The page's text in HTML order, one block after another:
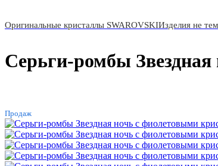
Оригинальные кристаллы SWAROVSKIИзделия не
Серьги-ромбы
Продаж